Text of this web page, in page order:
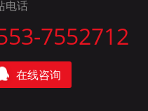
电话
7552712
在线咨询